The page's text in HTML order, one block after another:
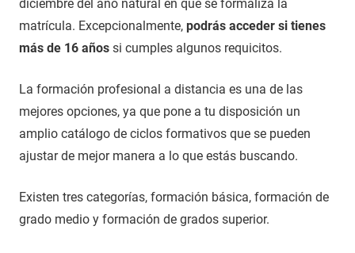
diciembre del año natural en que se formaliza la
matrícula. Excepcionalmente, podrás acceder si tienes
más de 16 años si cumples algunos requicitos.
La formación profesional a distancia es una de las
mejores opciones, ya que pone a tu disposición un
amplio catálogo de ciclos formativos que se pueden
ajustar de mejor manera a lo que estás buscando.
Existen tres categorías, formación básica, formación de
grado medio y formación de grados superior.